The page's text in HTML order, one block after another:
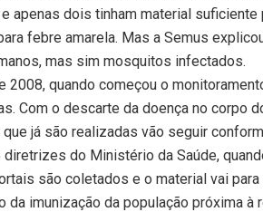
apenas dois tinham material
febre amarela. Mas a Semus
mas sim mosquitos infectados.
2008, quando começou o
Com o descarte da doença no corpo
já são realizadas vão seguir
diretrizes do Ministério da Saúde,
são coletados e o material vai
da imunização da população próxima